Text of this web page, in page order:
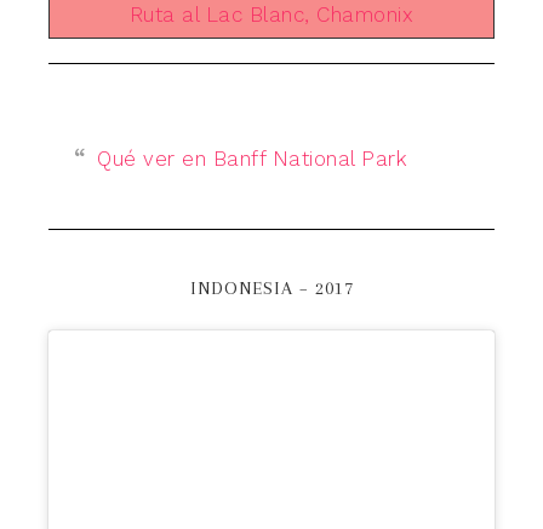
Ruta al Lac Blanc, Chamonix
Qué ver en Banff National Park
INDONESIA – 2017